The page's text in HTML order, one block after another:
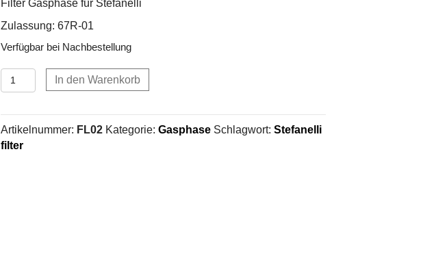
Filter Gasphase für Stefanelli
Zulassung: 67R-01
Verfügbar bei Nachbestellung
Filter
Gasphase
Stefanelli
Menge
In den Warenkorb
Artikelnummer: FL02 Kategorie: Gasphase Schlagwort: Stefanelli
filter